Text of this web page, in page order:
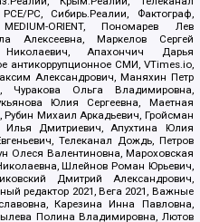
PC, Сибирь.Реалии, Фактограф,
ORIENT, Пономарев Лев
Алексеевна, Маркелов Сергей
Апахончич Дарья
антикоррупционное СМИ, VTimes.io,
Александрович, Маняхин Петр
Ольга Владимировна,
Юлия Сергеевна, Маетная
Рубин Михаил Аркадьевич, Гройсман
Илья Дмитриевич, Апухтина Юлия
Телеканал Дождь, Петров
Олеся Валентиновна, Мароховская
Шлейнов Роман Юрьевич,
Дмитрий Александрович,
редактор 2021, Вега 2021, Важные
Карезина Инна Павловна,
Полина Владимировна, Лютов